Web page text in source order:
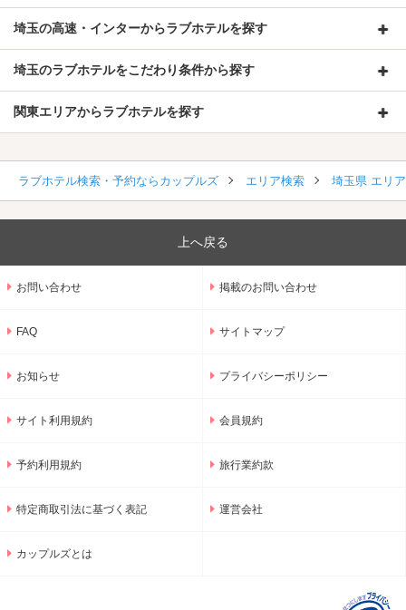
埼玉の高速・インターからラブホテルを探す
埼玉のラブホテルをこだわり条件から探す
関東エリアからラブホテルを探す
ラブホテル検索・予約ならカップルズ エリア検索 埼玉県 エリ
上へ戻る
お問い合わせ 掲載のお問い合わせ
FAQ サイトマップ
お知らせ プライバシーポリシー
サイト利用規約 会員規約
予約利用規約 旅行業約款
特定商取引法に基づく表記 運営会社
カップルズとは